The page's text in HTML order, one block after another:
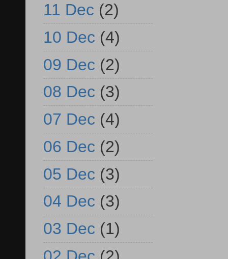
11 Dec (2)
10 Dec (4)
09 Dec (2)
08 Dec (3)
07 Dec (4)
06 Dec (2)
05 Dec (3)
04 Dec (3)
03 Dec (1)